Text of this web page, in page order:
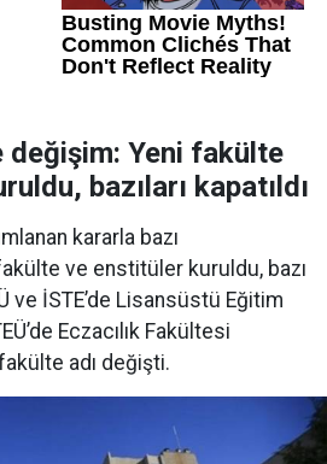
değişim: Yeni fakülte
bazıları kapatıldı
kararla bazı
ve enstitüler kuruldu, bazı
ve İSTE’de Lisansüstü Eğitim
Eczacılık Fakültesi
fakülte adı değişti.